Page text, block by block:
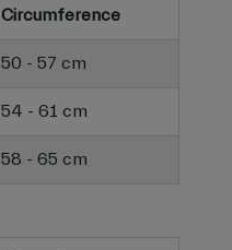
Circumference
50 - 57 cm
54 - 61 cm
58 - 65 cm